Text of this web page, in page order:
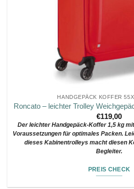
HANDGEPÄCK KOFFER
Roncato – leichter Trolley
€119,00
Der leichter Handgepäck-Koffer 1,5 kg
Voraussetzungen für optimales Packen.
dieses Kabinentrolleys macht diesen
Begleiter.
PREIS CHECK